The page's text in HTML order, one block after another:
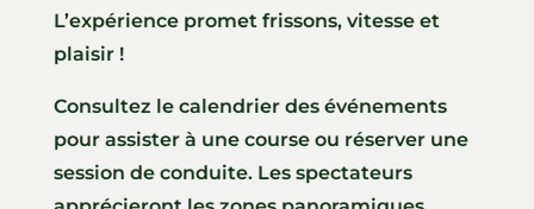
L’expérience promet frissons, vitesse et
plaisir !
Consultez le calendrier des événements
pour assister à une course ou réserver une
session de conduite. Les spectateurs